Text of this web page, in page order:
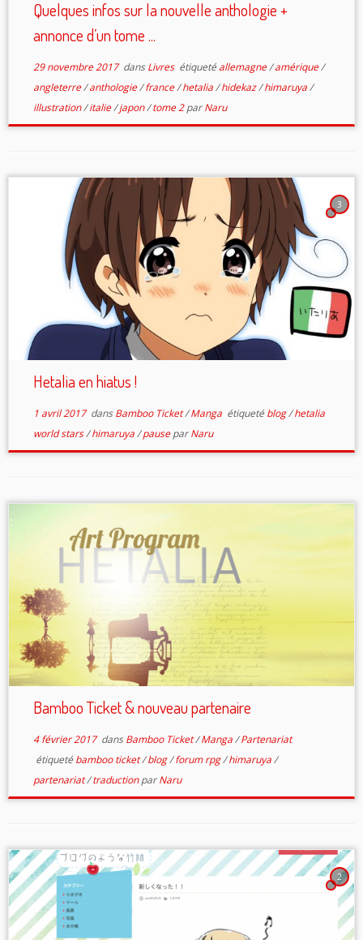
Quelques infos sur la nouvelle anthologie +
annonce d’un tome ...
29 novembre 2017dansLivres étiqueté allemagne/amérique/
angleterre/anthologie/france/hetalia/hidekaz/himaruya/
illustration/italie/japon/tome 2parNaru
3
Hetalia en hiatus !
1 avril 2017dansBamboo Ticket/Manga étiqueté blog/hetalia
world stars/himaruya/pauseparNaru
Bamboo Ticket & nouveau partenaire
4 février 2017dansBamboo Ticket/Manga/Partenariat
étiqueté bamboo ticket/blog/forum rpg/himaruya/
partenariat/traductionparNaru
2